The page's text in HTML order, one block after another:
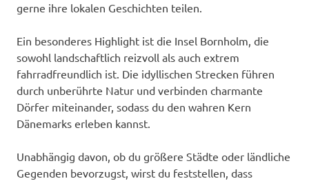
gerne ihre lokalen Geschichten teilen.
Ein besonderes Highlight ist die Insel Bornholm, die
sowohl landschaftlich reizvoll als auch extrem
fahrradfreundlich ist. Die idyllischen Strecken führen
durch unberührte Natur und verbinden charmante
Dörfer miteinander, sodass du den wahren Kern
Dänemarks erleben kannst.
Unabhängig davon, ob du größere Städte oder ländliche
Gegenden bevorzugst, wirst du feststellen, dass